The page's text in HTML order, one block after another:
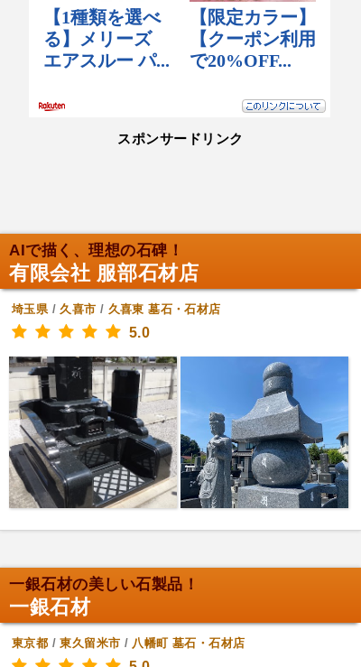
スポンサードリンク
AIで描く、理想の石碑！
有限会社 服部石材店
埼玉県/久喜市 / 久喜東 墓石・石材店
5.0
一銀石材の美しい石製品！
一銀石材
東京都 /東久留米市 / 八幡町 墓石・石材店